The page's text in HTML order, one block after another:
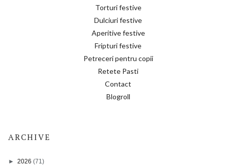
Torturi festive
Dulciuri festive
Aperitive festive
Fripturi festive
Petreceri pentru copii
Retete Pasti
Contact
Blogroll
ARCHIVE
► 2026 (71)